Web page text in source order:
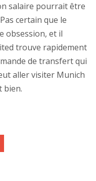
salaire pourrait être
certain que le
obsession, et il
trouve rapidement
de transfert qui
aller visiter Munich
bien.